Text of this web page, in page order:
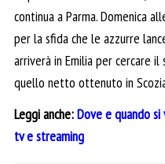
continua a Parma. Domenica
per la sfida che le azzurre
arriverà in Emilia per cercare il
quello netto ottenuto in
Leggi anche:Dove e quando
tv e streaming